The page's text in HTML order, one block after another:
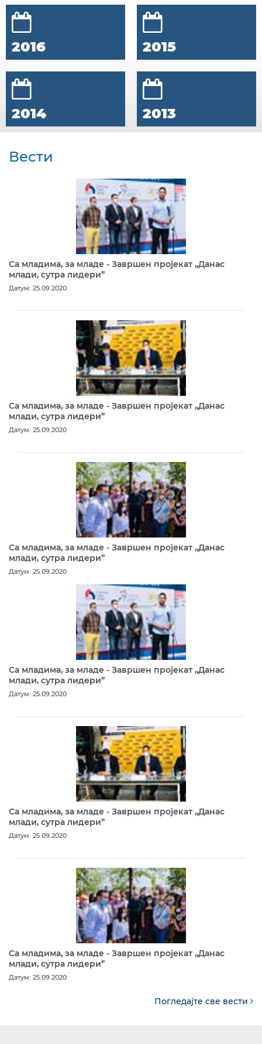
2016 2015
2014 2013
Вести
Са младима, за младе - Завршен пројекат „Данас
млади, сутра лидери”
Датум: 25.09.2020
Са младима, за младе - Завршен пројекат „Данас
млади, сутра лидери”
Датум: 25.09.2020
Са младима, за младе - Завршен пројекат „Данас
млади, сутра лидери”
Датум: 25.09.2020
Са младима, за младе - Завршен пројекат „Данас
млади, сутра лидери”
Датум: 25.09.2020
Са младима, за младе - Завршен пројекат „Данас
млади, сутра лидери”
Датум: 25.09.2020
Са младима, за младе - Завршен пројекат „Данас
млади, сутра лидери”
Датум: 25.09.2020
Погледајте све вести